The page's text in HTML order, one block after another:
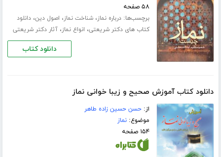
۵۸ صفحه
برچسب‌ها:درباره نماز،شناخت نماز، اصول دین،دانلود
کتاب های دکتر شریعتی، انواع نماز،آثار دکتر شریعتی
دانلود کتاب
دانلود کتاب آموزش صحیح و زیبا‌ خوانی نماز
از:حسن حسین زاده طاهر
موضوع:نماز
۱۵۴ صفحه